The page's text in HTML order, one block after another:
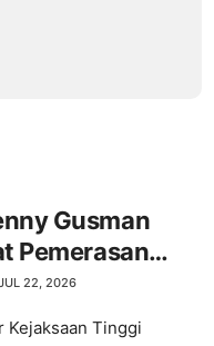
Gusman
Pemerasan
Simalungun
22, 2026
Kejaksaan Tinggi